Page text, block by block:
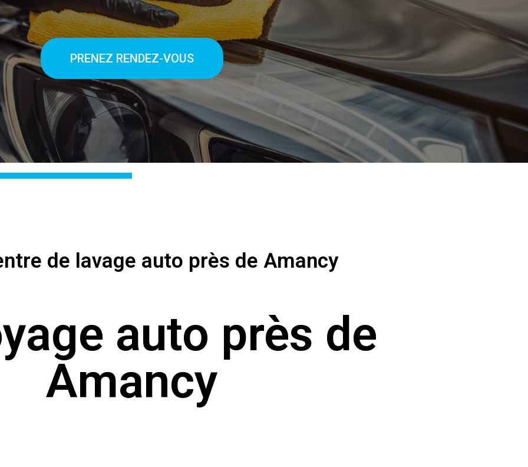
PRENEZ RENDEZ-VOUS
de lavage auto près de Amancy
auto près de
Amancy